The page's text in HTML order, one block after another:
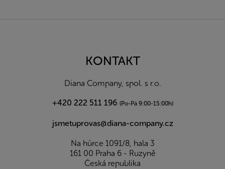
KONTAKT
Diana Company, spol. s r.o.
+420 222 511 196 (Po-Pá 9:00-15:00h)
jsmetuprovas@diana-company.cz
Na hůrce 1091/8, hala 3
161 00 Praha 6 - Ruzyně
Česká republika